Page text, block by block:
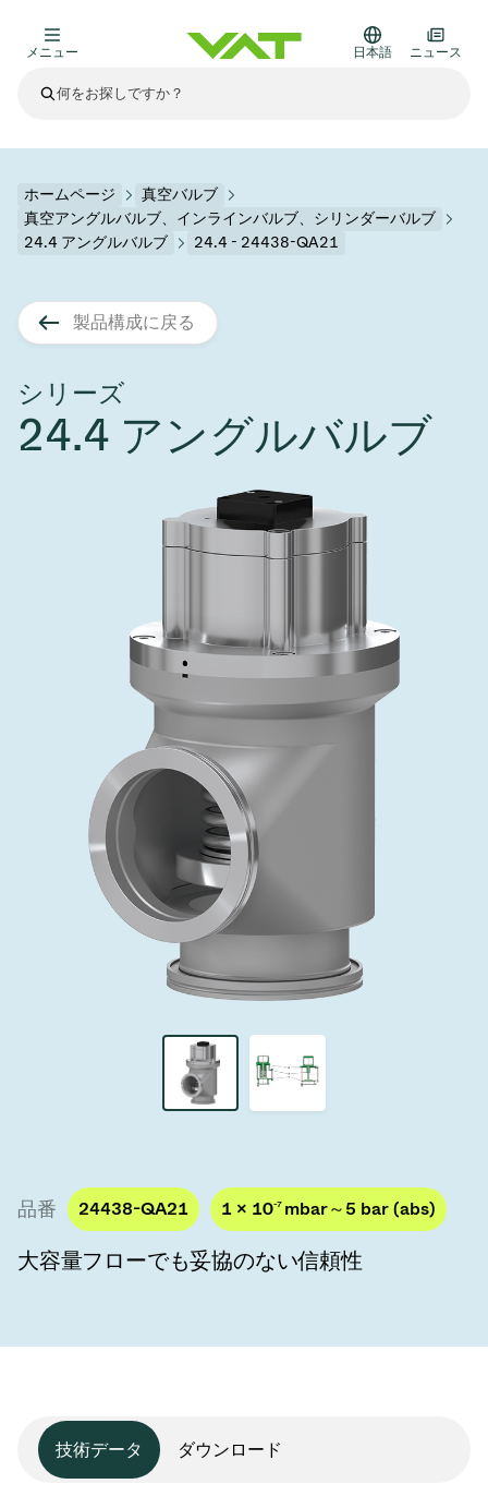
ニュース
Semicon India 2026で精密技術を追求
し、進歩を支えます。
日本語
メニュー
真空バルブ
真空コントロールバルブ
真空アイソレーションバルブ
真空ゲートバルブ
真空アングルバルブ、インラインバルブ、シリンダーバル
真空振り子式バルブ
圧力リリーフ／ベントバルブ
3ポジションバルブ
バキュームチェックバルブ
緊急遮断/ビームストッパーバルブ
真空トランスファーバルブ
真空トランスファードア
真空マルチバルブユニット
ITER真空バルブカタログ
真空バルブ技術
フランジコネクタとガスケット
VATエッジ溶接メタルベローズ
かいけつさく
半導体製造
プロセスコントロールとアイソレーション
基板搬送
サブファブシステム
ディスプレイ製造
ディスプレイのドライエッチング
スパッタリング
薄膜封止(CVD)
OLEDのインクジェット印刷
科学機器と医学
医療・医薬品分野
真空炉
真空輸送
バッテリー製造
医薬品の凍結乾燥
太陽電池薄膜の蒸着
サブファブシステム
宇宙シミュレーション
高エネルギー物理学
あなたのアプリケーション
製品サービス
アップグレード＆レトロフィットソリューション
スペアパーツ
標準修理サービス
固定価格修理サービス
企業責任
インベストリレーションズ
Financial reports
Presentations
Shares and debt
コーポレートガバナンス
Analyst coverage
News services
ホームページ
真空バルブ
真空アングルバルブ、インラインバルブ、シリンダーバルブ
24.4 アングルバルブ
24.4 - 24438-QA21
製品構成に戻る
シリーズ
24.4 アングルバルブ
品番 24438-QA21 1 × 10-7 mbar～5 bar (abs)
大容量フローでも妥協のない信頼性
技術データ ダウンロード